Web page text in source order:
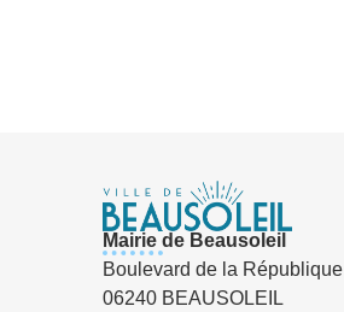
Mairie de Beausoleil
Boulevard de la République
06240 BEAUSOLEIL